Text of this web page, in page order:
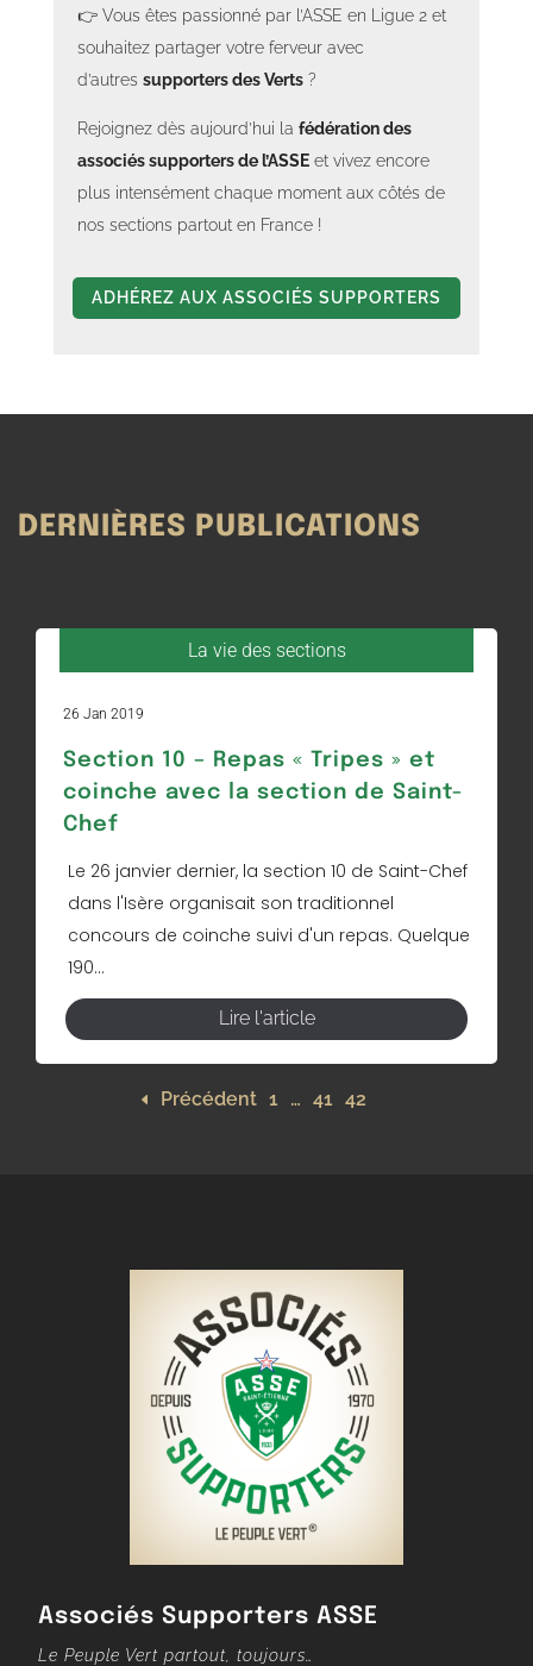
👉 Vous êtes passionné par l’ASSE en Ligue 2 et
souhaitez partager votre ferveur avec
d’autres supporters des Verts ?
Rejoignez dès aujourd’hui la fédération des
associés supporters de l’ASSE et vivez encore
plus intensément chaque moment aux côtés de
nos sections partout en France !
ADHÉREZ AUX ASSOCIÉS SUPPORTERS
DERNIÈRES PUBLICATIONS
La vie des sections
26 Jan 2019
Section 10 – Repas « Tripes » et
coinche avec la section de Saint-
Chef
Le 26 janvier dernier, la section 10 de Saint-Chef
dans l'Isère organisait son traditionnel
concours de coinche suivi d'un repas. Quelque
190...
Lire l'article
Précédent 1 … 41 42
Associés Supporters ASSE
Le Peuple Vert partout, toujours…